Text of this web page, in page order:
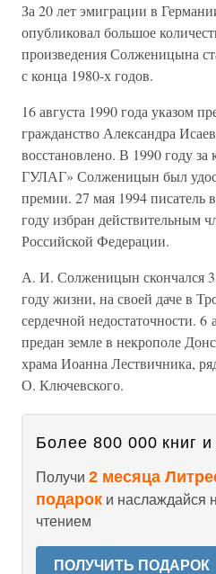
За 20 лет эмиграции в
опубликовал большое
произведения Солженицына
с конца 1980-х годов.
16 августа 1990 года указом
гражданство Александра
восстановлено. В 1990 году
ГУЛАГ» Солженицын был
премии. 27 мая 1994 писатель
году избран действительным
Российской Федерации.
А. И. Солженицын скончался 3
году жизни, на своей даче в
сердечной недостаточности. 6
предан земле в некрополе
храма Иоанна Лествичника,
О. Ключевского.
Более 800 000 книг и
Получи 2 месяца
подарок и наслаждайся
чтением
ПОЛУЧИТЬ ПОДАРОК